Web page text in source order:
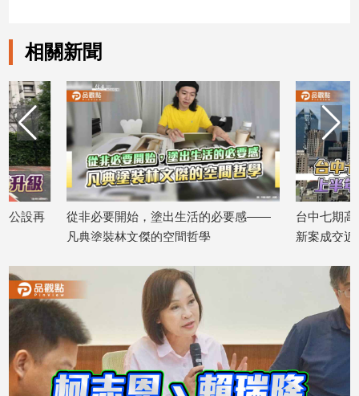
相關新聞
從非必要開始，塗出生活的必要感——
凡典塗裝林文傑的空間哲學
台中七期高價新案穩
新案成交近80億